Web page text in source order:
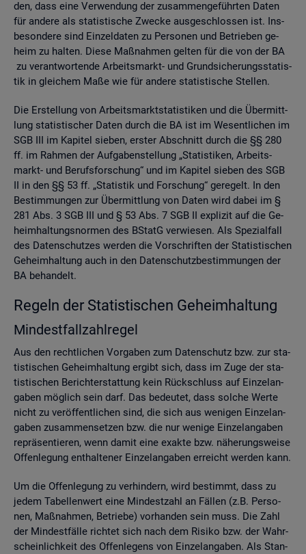
den, dass eine Ver­wen­dung der zu­sam­men­ge­führ­ten Daten
für an­de­re als sta­tis­ti­sche Zwe­cke aus­ge­schlos­sen ist. Ins­
be­son­de­re sind Ein­zel­da­ten zu Per­so­nen und Be­trie­ben ge­
heim zu hal­ten. Diese Maß­nah­men gel­ten für die von der BA
zu ver­ant­wor­ten­de Ar­beits­markt- und Grund­si­che­rungs­sta­tis­
tik in glei­chem Maße wie für an­de­re sta­tis­ti­sche Stel­len.
Die Er­stel­lung von Ar­beits­markt­sta­tis­ti­ken und die Über­mitt­
lung sta­tis­ti­scher Daten durch die BA ist im We­sent­li­chen im
SGB III im Ka­pi­tel sie­ben, ers­ter Ab­schnitt durch die §§ 280
ff. im Rah­men der Auf­ga­ben­stel­lung „Sta­tis­ti­ken, Ar­beits­
markt- und Be­rufs­for­schung“ und im Ka­pi­tel sie­ben des SGB
II in den §§ 53 ff. „Sta­tis­tik und For­schung“ ge­re­gelt. In den
Be­stim­mun­gen zur Über­mitt­lung von Daten wird dabei im §
281 Abs. 3 SGB III und § 53 Abs. 7 SGB II ex­pli­zit auf die Ge­
heim­hal­tungs­nor­men des BStatG ver­wie­sen. Als Spe­zi­al­fall
des Da­ten­schut­zes wer­den die Vor­schrif­ten der Sta­tis­ti­schen
Ge­heim­hal­tung auch in den Da­ten­schutz­be­stim­mun­gen der
BA be­han­delt.
Re­geln der Sta­tis­ti­schen Ge­heim­hal­tung
Min­dest­fall­zahl­re­gel
Aus den recht­li­chen Vor­ga­ben zum Da­ten­schutz bzw. zur sta­
tis­ti­schen Ge­heim­hal­tung er­gibt sich, dass im Zuge der sta­
tis­ti­schen Be­richt­erstat­tung kein Rück­schluss auf Ein­zel­an­
ga­ben mög­lich sein darf. Das be­deu­tet, dass sol­che Werte
nicht zu ver­öf­fent­li­chen sind, die sich aus we­ni­gen Ein­zel­an­
ga­ben zu­sam­men­set­zen bzw. die nur we­ni­ge Ein­zel­an­ga­ben
re­prä­sen­tie­ren, wenn damit eine ex­ak­te bzw. nä­he­rungs­wei­se
Of­fen­le­gung ent­hal­te­ner Ein­zel­an­ga­ben er­reicht wer­den kann.
Um die Of­fen­le­gung zu ver­hin­dern, wird be­stimmt, dass zu
jedem Ta­bel­len­wert eine Min­dest­zahl an Fäl­len (z.B. Per­so­
nen, Maß­nah­men, Be­trie­be) vor­han­den sein muss. Die Zahl
der Min­dest­fäl­le rich­tet sich nach dem Ri­si­ko bzw. der Wahr­
schein­lich­keit des Of­fen­le­gens von Ein­zel­an­ga­ben. Als Stan­